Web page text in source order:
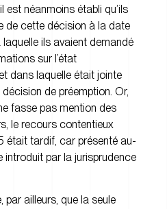
est néanmoins établi qu’ils
de cette décision à la date
ils avaient demandé
sur l’état
dans laquelle était jointe
de préemption. Or,
fasse pas mention des
le recours contentieux
était tardif, car présenté au-
introduit par la jurisprudence
par ailleurs, que la seule